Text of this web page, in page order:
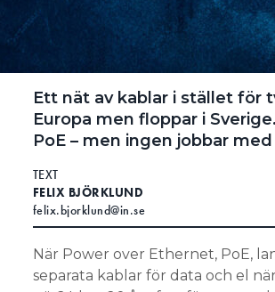
Ett nät av kablar i stället för
Europa men floppar i
PoE – men ingen jobbar
TEXT
FELIX BJÖRKLUND
felix.bjorklund@in.se
När Power over Ethernet, PoE,
separata kablar för data och el